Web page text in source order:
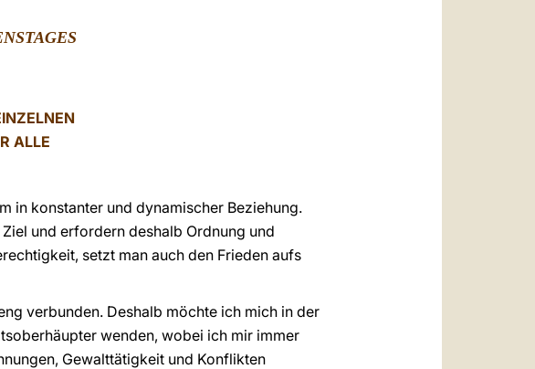
ALLE
in konstanter und dynamischer Beziehung.
und erfordern deshalb Ordnung und
setzt man auch den Frieden aufs
verbunden. Deshalb möchte ich mich in der
wenden, wobei ich mir immer
Gewalttätigkeit und Konflikten